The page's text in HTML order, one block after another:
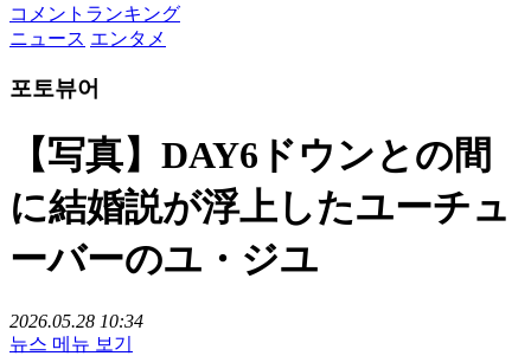
コメントランキング
ニュース エンタメ
포토뷰어
【写真】DAY6ドウンとの間
に結婚説が浮上したユーチュ
ーバーのユ・ジユ
2026.05.28 10:34
뉴스 메뉴 보기